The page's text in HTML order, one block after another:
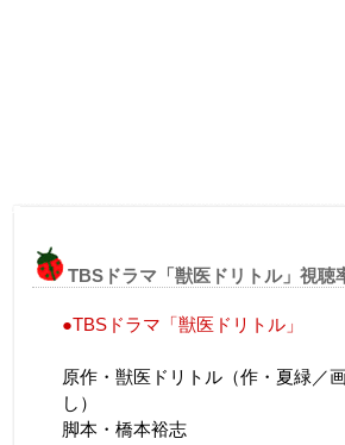
TBSドラマ「獣医ドリトル」視聴
●TBSドラマ「獣医ドリトル」
原作・獣医ドリトル（作・夏緑／
し）
脚本・橋本裕志